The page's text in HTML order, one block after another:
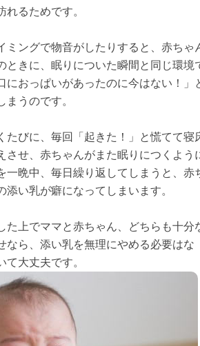
れるためです。
ミングで物音がしたりすると、赤ちゃ
ときに、眠りについた瞬間と同じ環境
におっぱいがあったのに今はない！」
うのです。
たびに、毎回「起きた！」と慌てて寝
させ、赤ちゃんがまた眠りにつくよう
晩中、毎日繰り返してしまうと、赤
添い乳が癖になってしまいます。
た上でママと赤ちゃん、どちらも十分
なら、添い乳を無理にやめる必要はな
て大丈夫です。